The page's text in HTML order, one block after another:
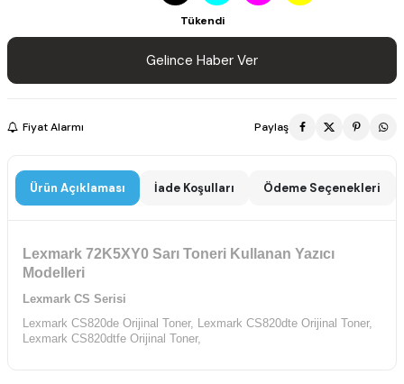
Tükendi
Gelince Haber Ver
Fiyat Alarmı Paylaş
Ürün Açıklaması İade Koşulları Ödeme Seçenekleri
Lexmark 72K5XY0 Sarı Toneri Kullanan Yazıcı
Modelleri
Lexmark CS Serisi
Lexmark CS820de Orijinal Toner, Lexmark CS820dte Orijinal Toner,
Lexmark CS820dtfe Orijinal Toner,